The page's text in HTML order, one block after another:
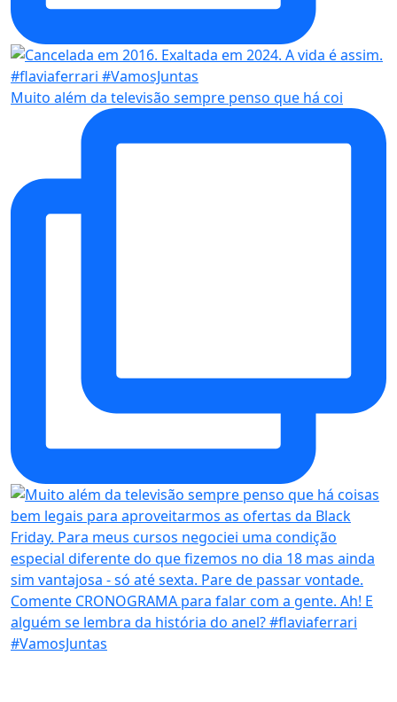
Muito além da televisão sempre penso que há coi